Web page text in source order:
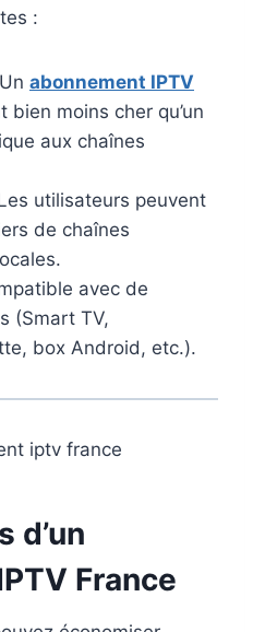
:
Un abonnement IPTV
bien moins cher qu’un
aux chaînes
utilisateurs peuvent
de chaînes
avec de
(Smart TV,
box Android, etc.).
d’un
France